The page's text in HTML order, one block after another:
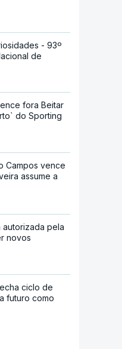
- 93º
de
fora Beitar
do Sporting
Campos vence
assume a
autorizada pela
novos
ciclo de
futuro como